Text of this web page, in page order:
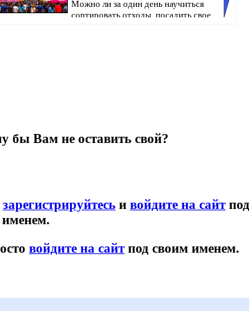
Можно ли за один день научиться
сортировать отходы, посадить свое
бы Вам не оставить свой?
зарегистрируйтесь и войдите на сайтпод
войдите на сайтпод своим именем.